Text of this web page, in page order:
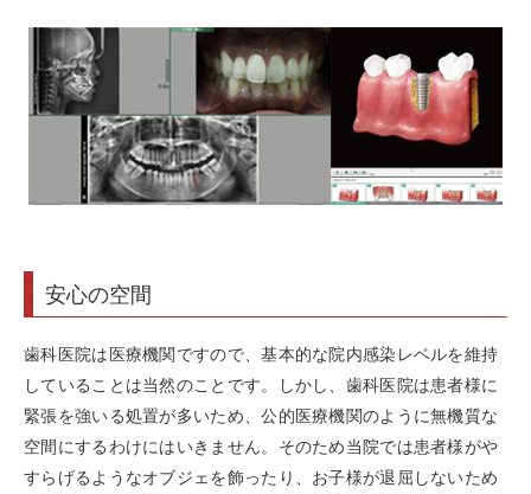
安心の空間
歯科医院は医療機関ですので、基本的な院内感染レベルを維持
していることは当然のことです。しかし、歯科医院は患者様に
緊張を強いる処置が多いため、公的医療機関のように無機質な
空間にするわけにはいきません。そのため当院では患者様がや
すらげるようなオブジェを飾ったり、お子様が退屈しないため